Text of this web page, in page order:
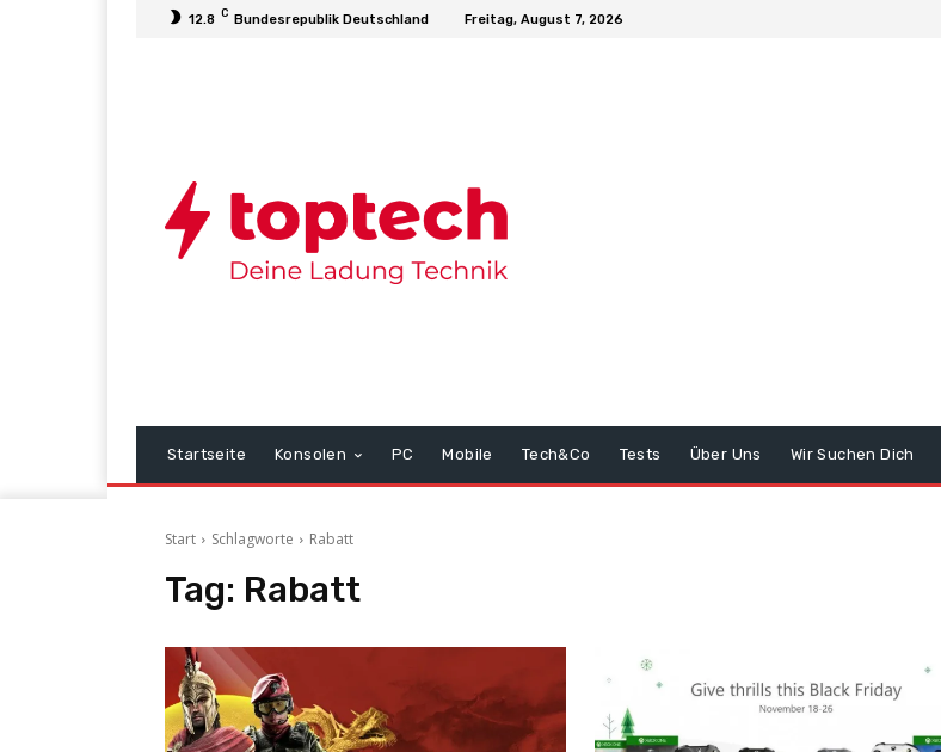
12.8 C Bundesrepublik Deutschland Freitag, August 7, 2026
Startseite Konsolen PC Mobile Tech&Co Tests Über Uns Wir Suchen Dich
Start Schlagworte Rabatt
Tag: Rabatt